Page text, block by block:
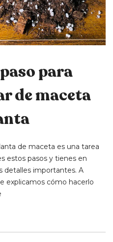
para
de maceta
de maceta es una tarea
estos pasos y tienes en
detalles importantes. A
explicamos cómo hacerlo